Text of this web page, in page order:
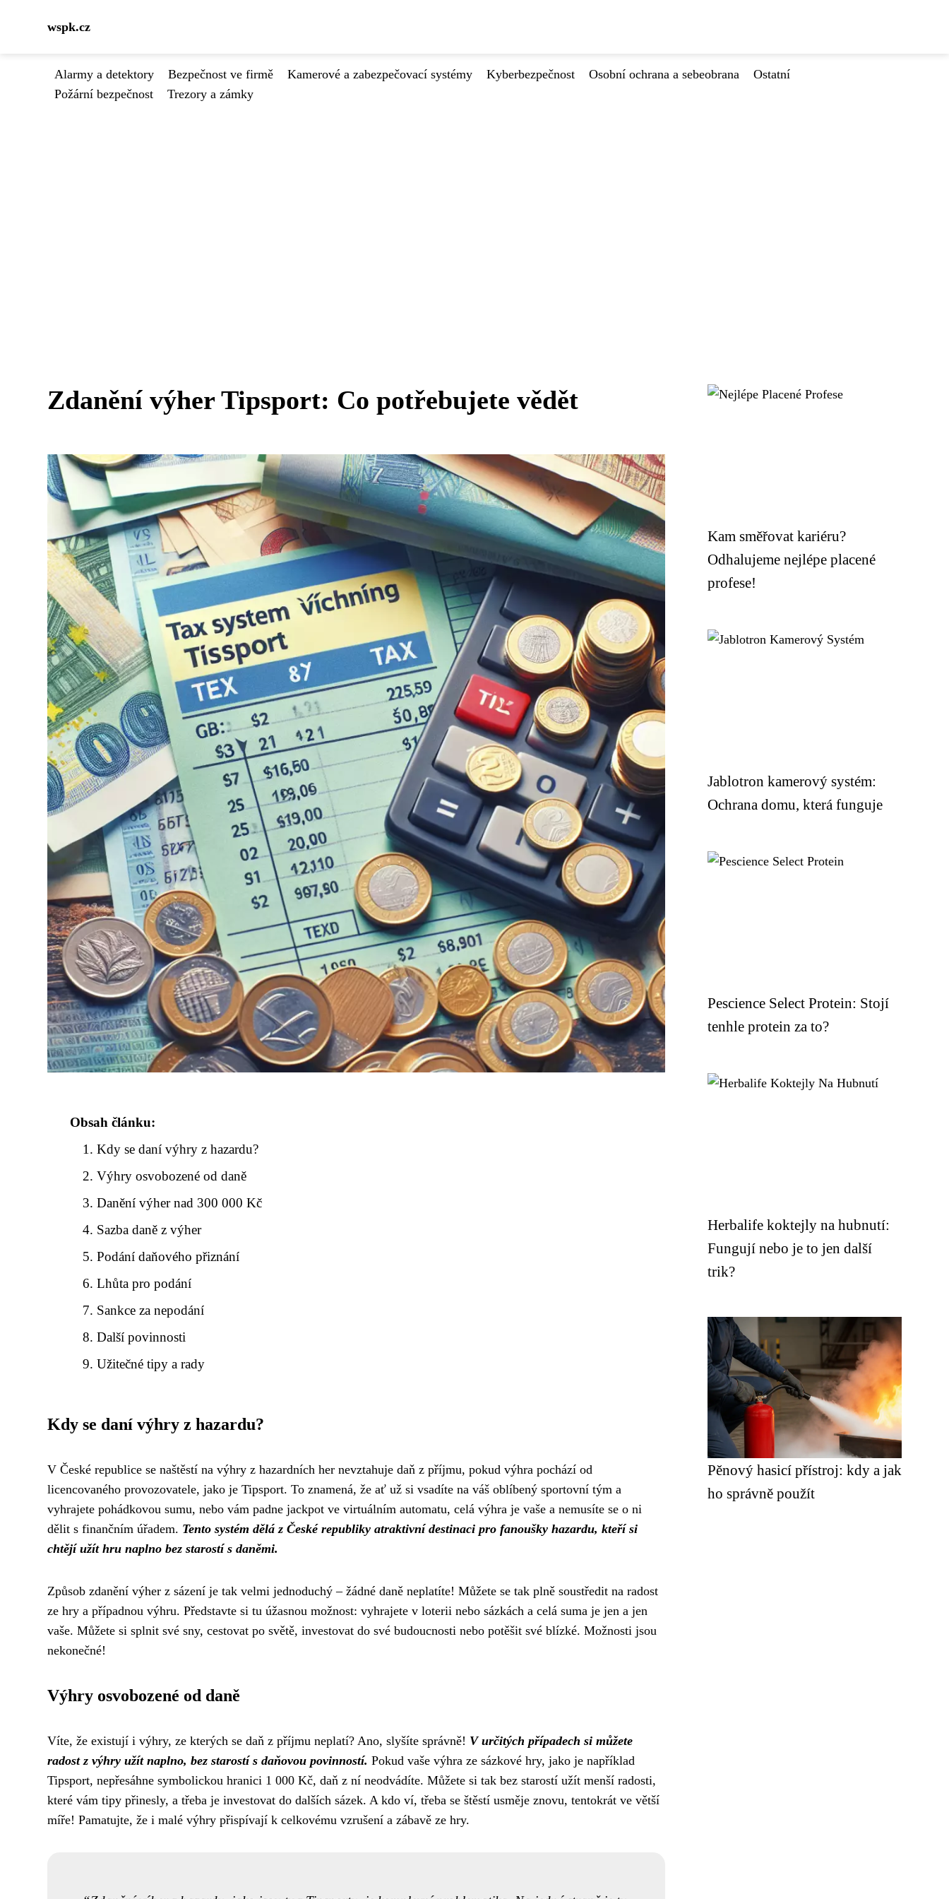
wspk.cz
Alarmy a detektory Bezpečnost ve firmě Kamerové a zabezpečovací systémy Kyberbezpečnost Osobní ochrana a sebeobrana
Ostatní
Požární bezpečnost
Trezory a zámky
Zdanění výher Tipsport: Co potřebujete vědět
Obsah článku:
Kdy se daní výhry z hazardu?
Výhry osvobozené od daně
Danění výher nad 300 000 Kč
Sazba daně z výher
Podání daňového přiznání
Lhůta pro podání
Sankce za nepodání
Další povinnosti
Užitečné tipy a rady
Kdy se daní výhry z hazardu?
V České republice se naštěstí na výhry z hazardních her nevztahuje daň z příjmu, pokud výhra pochází od
licencovaného provozovatele, jako je Tipsport. To znamená, že ať už si vsadíte na váš oblíbený sportovní tým a
vyhrajete pohádkovou sumu, nebo vám padne jackpot ve virtuálním automatu, celá výhra je vaše a nemusíte se o ni
dělit s finančním úřadem. Tento systém dělá z České republiky atraktivní destinaci pro fanoušky hazardu, kteří si
chtějí užít hru naplno bez starostí s daněmi.
Způsob zdanění výher z sázení je tak velmi jednoduchý – žádné daně neplatíte! Můžete se tak plně soustředit na radost
ze hry a případnou výhru. Představte si tu úžasnou možnost: vyhrajete v loterii nebo sázkách a celá suma je jen a jen
vaše. Můžete si splnit své sny, cestovat po světě, investovat do své budoucnosti nebo potěšit své blízké. Možnosti jsou
nekonečné!
Výhry osvobozené od daně
Víte, že existují i výhry, ze kterých se daň z příjmu neplatí? Ano, slyšíte správně! V určitých případech si můžete
radost z výhry užít naplno, bez starostí s daňovou povinností. Pokud vaše výhra ze sázkové hry, jako je například
Tipsport, nepřesáhne symbolickou hranici 1 000 Kč, daň z ní neodvádíte. Můžete si tak bez starostí užít menší radosti,
které vám tipy přinesly, a třeba je investovat do dalších sázek. A kdo ví, třeba se štěstí usměje znovu, tentokrát ve větší
míře! Pamatujte, že i malé výhry přispívají k celkovému vzrušení a zábavě ze hry.
Kam směřovat kariéru?
Odhalujeme nejlépe placené
profese!
Jablotron kamerový systém:
Ochrana domu, která funguje
Pescience Select Protein: Stojí
tenhle protein za to?
Herbalife koktejly na hubnutí:
Fungují nebo je to jen další
trik?
Pěnový hasicí přístroj: kdy a jak
ho správně použít